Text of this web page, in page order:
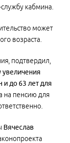
кабмина.
может
возраста.
подтвердил,
увеличения
и до 63 лет для
на пенсию для
Вячеслав